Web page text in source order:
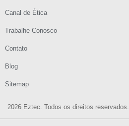
2026 Eztec. Todos os direitos reservados.
Canal de Ética
Trabalhe Conosco
Contato
Blog
Sitemap